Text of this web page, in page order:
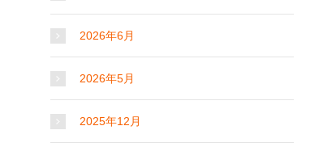
2026年6月
2026年5月
2025年12月